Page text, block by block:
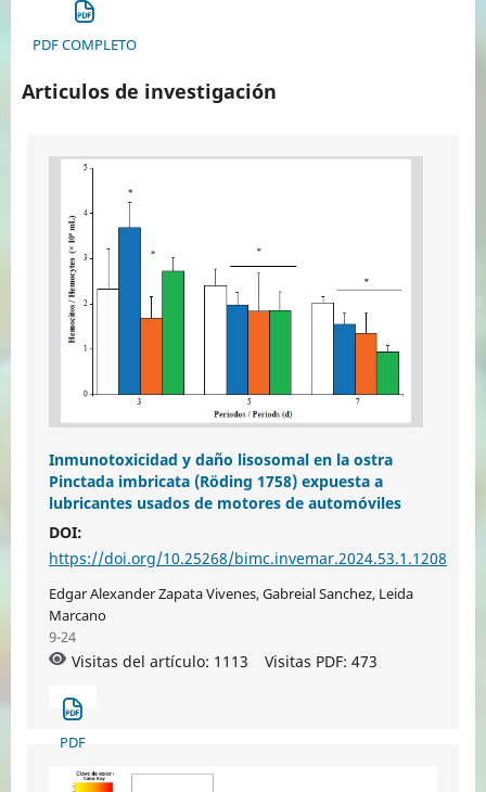
PDF COMPLETO
Articulos de investigación
Inmunotoxicidad y daño lisosomal en la ostra
Pinctada imbricata (Röding 1758) expuesta a
lubricantes usados de motores de automóviles
DOI:
https://doi.org/10.25268/bimc.invemar.2024.53.1.1208
Edgar Alexander Zapata Vivenes, Gabreial Sanchez, Leida
Marcano
9-24
Visitas del artículo: 1113 Visitas PDF: 473
PDF